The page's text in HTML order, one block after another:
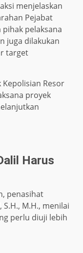
menjelaskan
Pejabat
pelaksana
juga dilakukan
target
Resor
proyek
Harus
penasihat
M.H., menilai
perlu diuji lebih